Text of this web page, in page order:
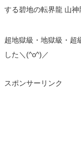
する碧地の転界龍 山
超地獄級・地獄級・超
した＼(^o^)／
スポンサーリンク